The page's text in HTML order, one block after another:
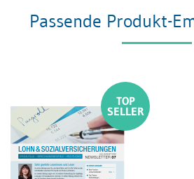
Passende Produkt-